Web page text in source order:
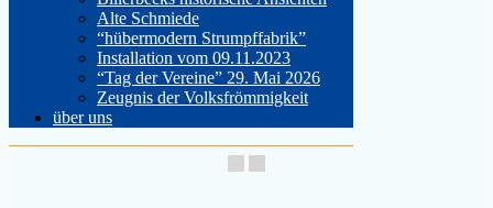
Alte Schmiede
“hübermodern Strumpffabrik”
Installation vom 09.11.2023
“Tag der Vereine” 29. Mai 2026
Zeugnis der Volksfrömmigkeit
über uns